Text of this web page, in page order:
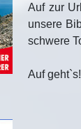
Auf zur
unsere
schwere
Auf geht`s!